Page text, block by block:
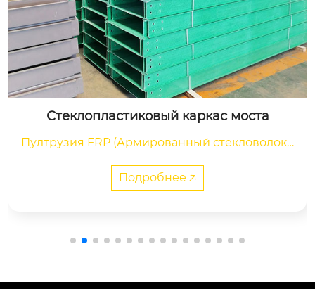
Рулонный мат из рубленого ровинга
Стекломат рубленый изготавливается из рубл
хаотично распределенных и скрепленных по
лиэфирным связующим в порошковой или эм
Подробнее 🡥